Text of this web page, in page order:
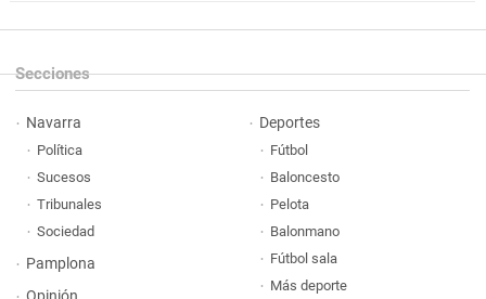
Secciones
Navarra
Política
Sucesos
Tribunales
Sociedad
Pamplona
Deportes
Fútbol
Baloncesto
Pelota
Balonmano
Fútbol sala
Más deporte